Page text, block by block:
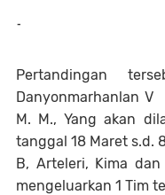
-
Pertandingan
Danyonmarhanlan V
M. M., Yang akan
tanggal 18 Maret s.d.
B, Arteleri, Kima
mengeluarkan 1 Tim